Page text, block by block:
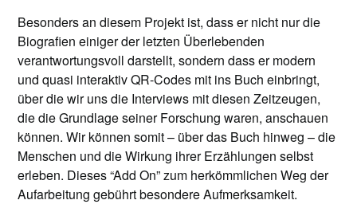
Besonders an diesem Projekt ist, dass er nicht nur die
Biografien einiger der letzten Überlebenden
verantwortungsvoll darstellt, sondern dass er modern
und quasi interaktiv QR-Codes mit ins Buch einbringt,
über die wir uns die Interviews mit diesen Zeitzeugen,
die die Grundlage seiner Forschung waren, anschauen
können. Wir können somit – über das Buch hinweg – die
Menschen und die Wirkung ihrer Erzählungen selbst
erleben. Dieses “Add On” zum herkömmlichen Weg der
Aufarbeitung gebührt besondere Aufmerksamkeit.